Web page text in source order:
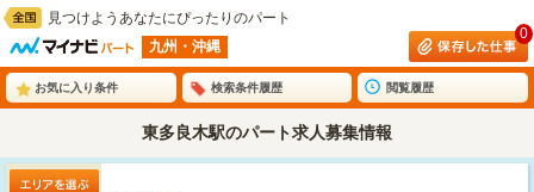
見つけようあなたにぴったりのパート
九州・沖縄
0
お気に入り条件 検索条件履歴 閲覧履歴
東多良木駅のパート求人募集情報